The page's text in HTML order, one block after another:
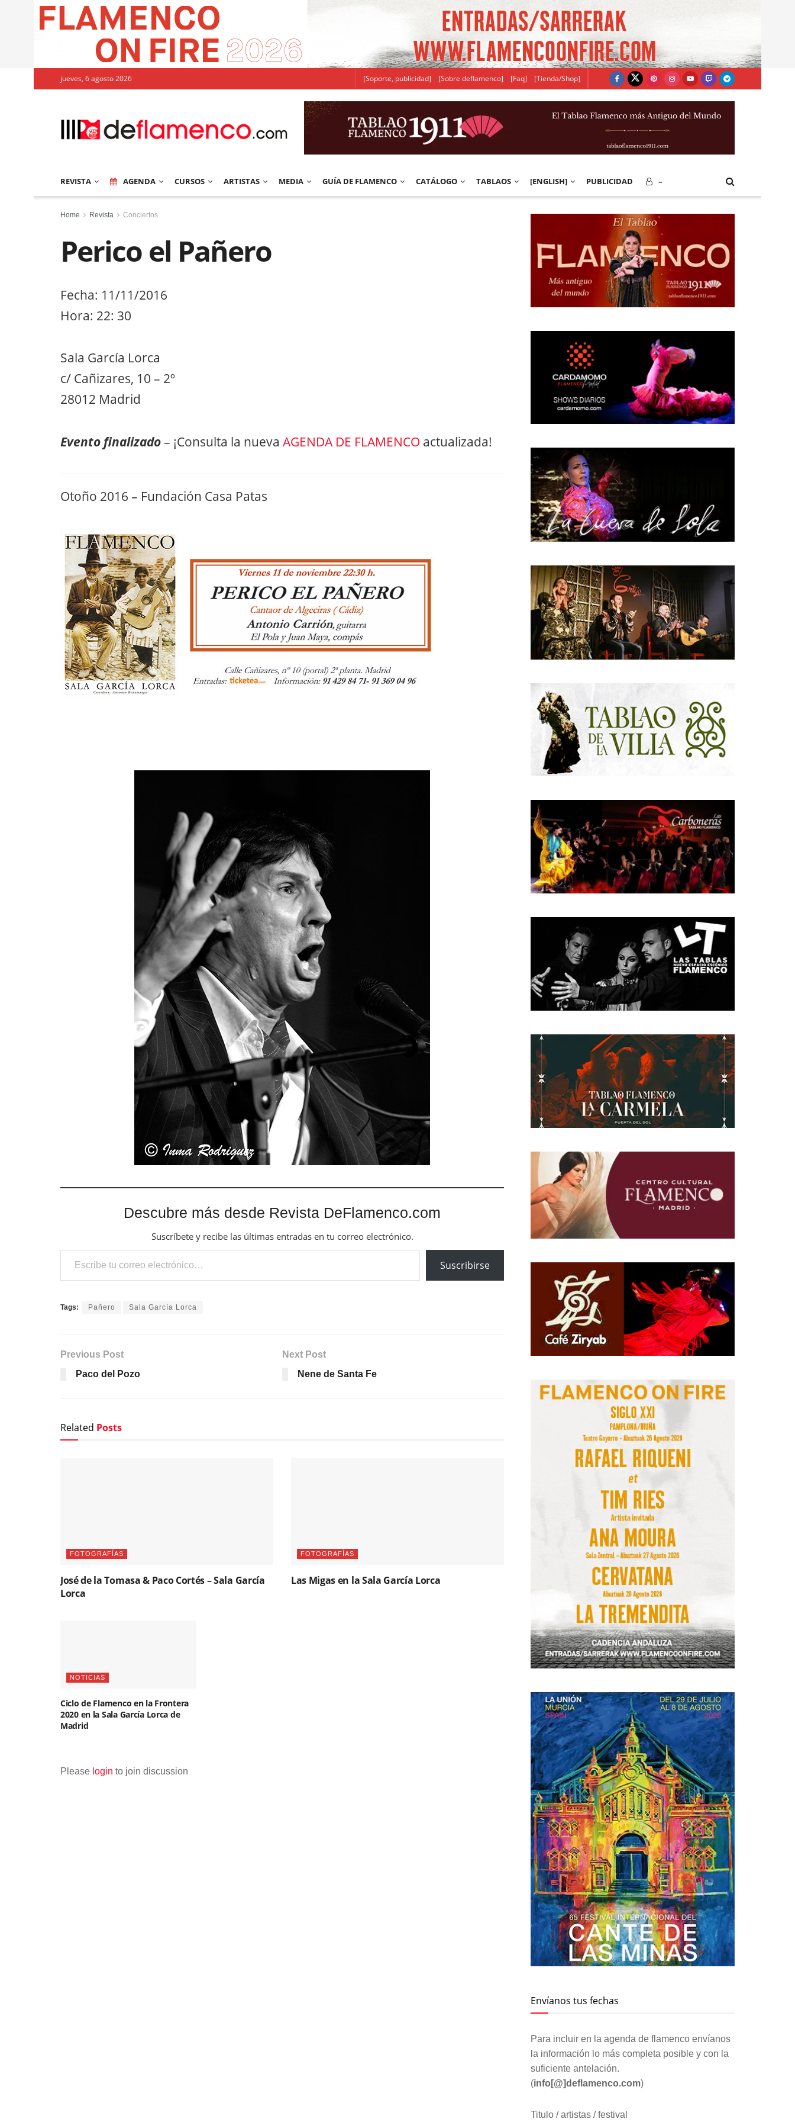
jueves, 6 agosto 2026 [Soporte, publicidad] [Sobre deflamenco] [Faq] [Tienda/Shop]
REVISTA AGENDA CURSOS ARTISTAS MEDIA GUÍA DE FLAMENCO CATÁLOGO TABLAOS [ENGLISH] PUBLICIDAD –
Home Revista Conciertos
Perico el Pañero
Fecha: 11/11/2016
Hora: 22: 30
Sala García Lorca
c/ Cañizares, 10 – 2º
28012 Madrid
Evento finalizado– ¡Consulta la nueva AGENDA DE FLAMENCO actualizada!
Otoño 2016 – Fundación Casa Patas
Descubre más desde Revista DeFlamenco.com
Suscríbete y recibe las últimas entradas en tu correo electrónico.
Escribe tu correo electrónico…
Suscribirse
Tags: Pañero Sala García Lorca
Previous Post
Paco del Pozo
Next Post
Nene de Santa Fe
Related Posts
FOTOGRAFÍAS
José de la Tomasa & Paco Cortés – Sala García
Lorca
FOTOGRAFÍAS
Las Migas en la Sala García Lorca
NOTICIAS
Ciclo de Flamenco en la Frontera
2020 en la Sala García Lorca de
Madrid
Please login to join discussion
Envíanos tus fechas
Para incluir en la agenda de flamenco envíanos
la información lo más completa posible y con la
suficiente antelación.
(info[@]deflamenco.com)
Titulo / artistas / festival